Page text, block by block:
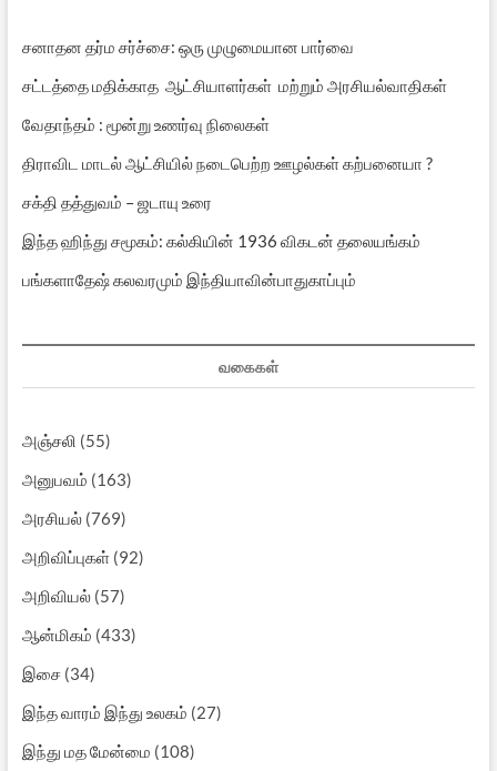
சனாதன தர்ம சர்ச்சை: ஒரு முழுமையான பார்வை
சட்டத்தை மதிக்காத ஆட்சியாளர்கள் மற்றும் அரசியல்வாதிகள்
வேதாந்தம் : மூன்று உணர்வு நிலைகள்
திராவிட மாடல் ஆட்சியில் நடைபெற்ற ஊழல்கள் கற்பனையா ?
சக்தி தத்துவம் – ஜடாயு உரை
இந்த ஹிந்து சமூகம்: கல்கியின் 1936 விகடன் தலையங்கம்
பங்களாதேஷ் கலவரமும் இந்தியாவின்பாதுகாப்பும்
வகைகள்
அஞ்சலி (55)
அனுபவம் (163)
அரசியல்(769)
அறிவிப்புகள்(92)
அறிவியல்(57)
ஆன்மிகம் (433)
இசை(34)
இந்த வாரம் இந்து உலகம் (27)
இந்து மத மேன்மை (108)